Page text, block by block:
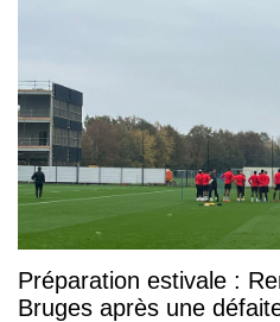
Préparation estivale :
Bruges après une